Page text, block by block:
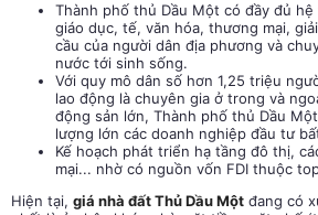
Thành phố thủ Dầu Một có đầy đủ
giáo dục, tế, văn hóa, thương mại,
cầu của người dân địa phương và
nước tới sinh sống.
Với quy mô dân số hơn 1,25 triệu
lao động là chuyên gia ở trong và
động sản lớn, Thành phố thủ Dầu
lượng lớn các doanh nghiệp đầu tư
Kế hoạch phát triển hạ tầng đô thị,
mại... nhờ có nguồn vốn FDI thuộc
Hiện tại, giá nhà đất Thủ Dầu Một đang có